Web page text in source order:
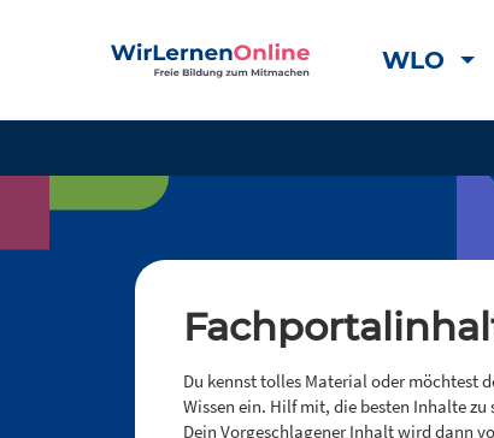
WLO
Du kennst tolles Material oder möchtest
Wissen ein. Hilf mit, die besten Inhalte
Dein Vorgeschlagener Inhalt wird dann